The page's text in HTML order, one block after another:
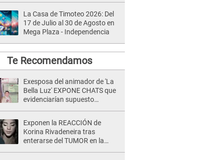
La Casa de Timoteo 2026: Del
17 de Julio al 30 de Agosto en
Mega Plaza - Independencia
Te Recomendamos
Exesposa del animador de 'La
Bella Luz' EXPONE CHATS que
evidenciarían supuesto
Saldaña, pese a tener pareja
Exponen la REACCIÓN de
Korina Rivadeneira tras
enterarse del TUMOR en la